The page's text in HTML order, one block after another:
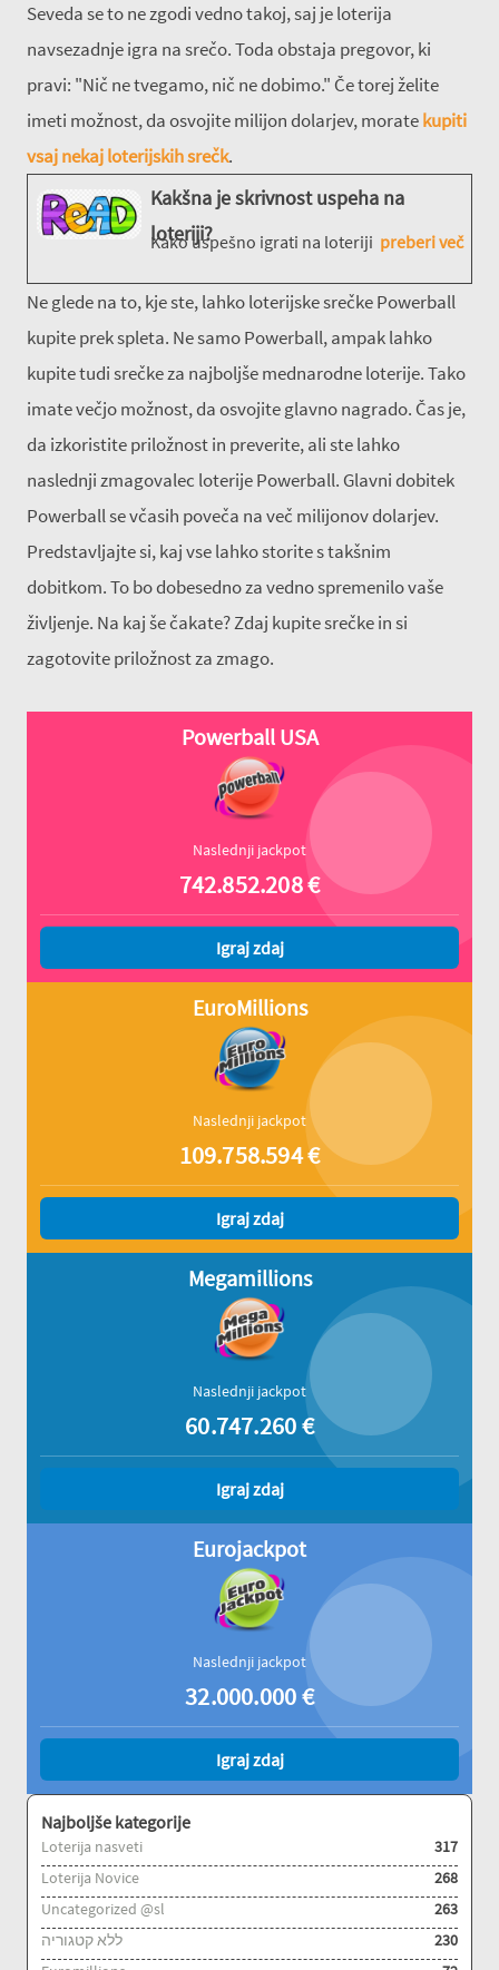
Seveda se to ne zgodi vedno takoj, saj je loterija
navsezadnje igra na srečo. Toda obstaja pregovor, ki
pravi: "Nič ne tvegamo, nič ne dobimo." Če torej želite
imeti možnost, da osvojite milijon dolarjev, moratekupiti
vsaj nekaj loterijskih srečk.
Kakšna je skrivnost uspeha na
loteriji?
Kako uspešno igrati na loteriji preberi več
Ne glede na to, kje ste, lahko loterijske srečke Powerball
kupite prek spleta. Ne samo Powerball, ampak lahko
kupite tudi srečke za najboljše mednarodne loterije. Tako
imate večjo možnost, da osvojite glavno nagrado. Čas je,
da izkoristite priložnost in preverite, ali ste lahko
naslednji zmagovalec loterije Powerball. Glavni dobitek
Powerball se včasih poveča na več milijonov dolarjev.
Predstavljajte si, kaj vse lahko storite s takšnim
dobitkom. To bo dobesedno za vedno spremenilo vaše
življenje. Na kaj še čakate? Zdaj kupite srečke in si
zagotovite priložnost za zmago.
Powerball USA
Naslednji jackpot
742.852.208€
Igraj zdaj
EuroMillions
Naslednji jackpot
109.758.594€
Igraj zdaj
Megamillions
Naslednji jackpot
60.747.260€
Igraj zdaj
Eurojackpot
Naslednji jackpot
32.000.000€
Igraj zdaj
Najboljše kategorije
Loterija nasveti
317
Loterija Novice
268
Uncategorized @sl
263
ללא קטגוריה
230